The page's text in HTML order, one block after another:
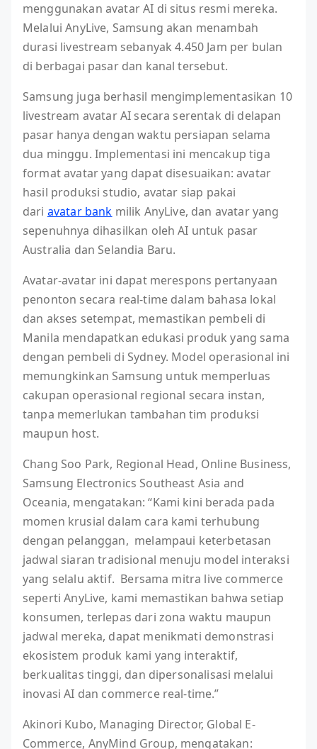
menggunakan avatar AI di situs resmi mereka.
Melalui AnyLive, Samsung akan menambah
durasi livestream sebanyak 4.450 Jam per bulan
di berbagai pasar dan kanal tersebut.
Samsung juga berhasil mengimplementasikan 10
livestream avatar AI secara serentak di delapan
pasar hanya dengan waktu persiapan selama
dua minggu. Implementasi ini mencakup tiga
format avatar yang dapat disesuaikan: avatar
hasil produksi studio, avatar siap pakai
dari avatar bank milik AnyLive, dan avatar yang
sepenuhnya dihasilkan oleh AI untuk pasar
Australia dan Selandia Baru.
Avatar-avatar ini dapat merespons pertanyaan
penonton secara real-time dalam bahasa lokal
dan akses setempat, memastikan pembeli di
Manila mendapatkan edukasi produk yang sama
dengan pembeli di Sydney. Model operasional ini
memungkinkan Samsung untuk memperluas
cakupan operasional regional secara instan,
tanpa memerlukan tambahan tim produksi
maupun host.
Chang Soo Park, Regional Head, Online Business,
Samsung Electronics Southeast Asia and
Oceania, mengatakan: “Kami kini berada pada
momen krusial dalam cara kami terhubung
dengan pelanggan, melampaui keterbetasan
jadwal siaran tradisional menuju model interaksi
yang selalu aktif. Bersama mitra live commerce
seperti AnyLive, kami memastikan bahwa setiap
konsumen, terlepas dari zona waktu maupun
jadwal mereka, dapat menikmati demonstrasi
ekosistem produk kami yang interaktif,
berkualitas tinggi, dan dipersonalisasi melalui
inovasi AI dan commerce real-time.”
Akinori Kubo, Managing Director, Global E-
Commerce, AnyMind Group, mengatakan: